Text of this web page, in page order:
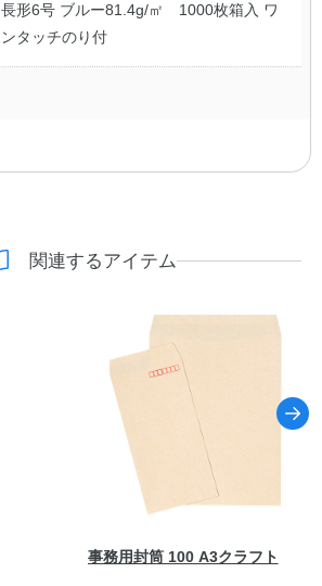
長形6号 ブルー81.4g/㎡ 1000枚箱入 ワ
ンタッチのり付
関連するアイテム
事務用封筒 100 A3クラフト